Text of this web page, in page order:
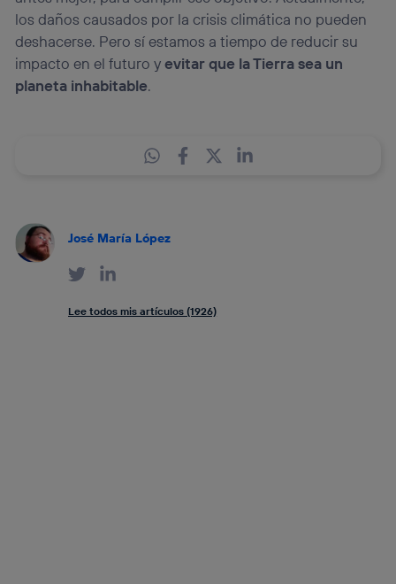
los daños causados por la crisis climática no pueden
deshacerse. Pero sí estamos a tiempo de reducir su
impacto en el futuro yevitar que la Tierra sea un
planeta inhabitable.
José María López
Lee todos mis artículos (1926)